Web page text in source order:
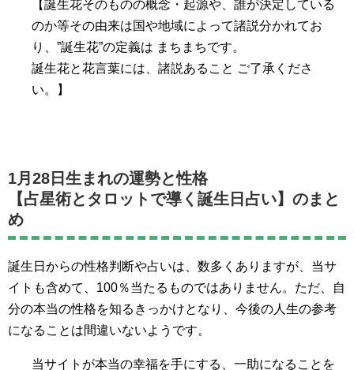
【誕生花そのものの概念・起源や、誰が決定している
のか等その由来は国や地域によって諸説分かれてお
り、”誕生花”の定義は まちまちです。
誕生花と花言葉には、諸説あること ご了承くださ
い。】
1月28日生まれの運勢と性格
【占星術とタロットで導く誕生日占い】のまと
め
誕生日からの性格判断や占いは、数多くありますが、当サ
イトも含めて、100％当たるものではありません。ただ、自
分の本当の性格を知るきっかけとなり、今後の人生の参考
になることは間違いないようです。
当サイトが本当の幸福を手にする、一助になることを